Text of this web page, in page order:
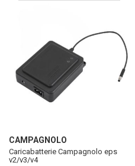
CAMPAGNOLO
Caricabatterie Campagnolo eps
v2/v3/v4